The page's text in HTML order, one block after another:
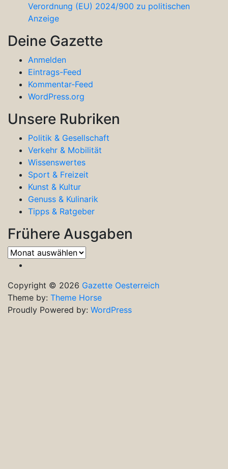
Verordnung (EU) 2024/900 zu politischen
Anzeige
Deine Gazette
Anmelden
Eintrags-Feed
Kommentar-Feed
WordPress.org
Unsere Rubriken
Politik & Gesellschaft
Verkehr & Mobilität
Wissenswertes
Sport & Freizeit
Kunst & Kultur
Genuss & Kulinarik
Tipps & Ratgeber
Frühere Ausgaben
Frühere
Ausgaben
Copyright © 2026 Gazette Oesterreich
Theme by: Theme Horse
Proudly Powered by: WordPress